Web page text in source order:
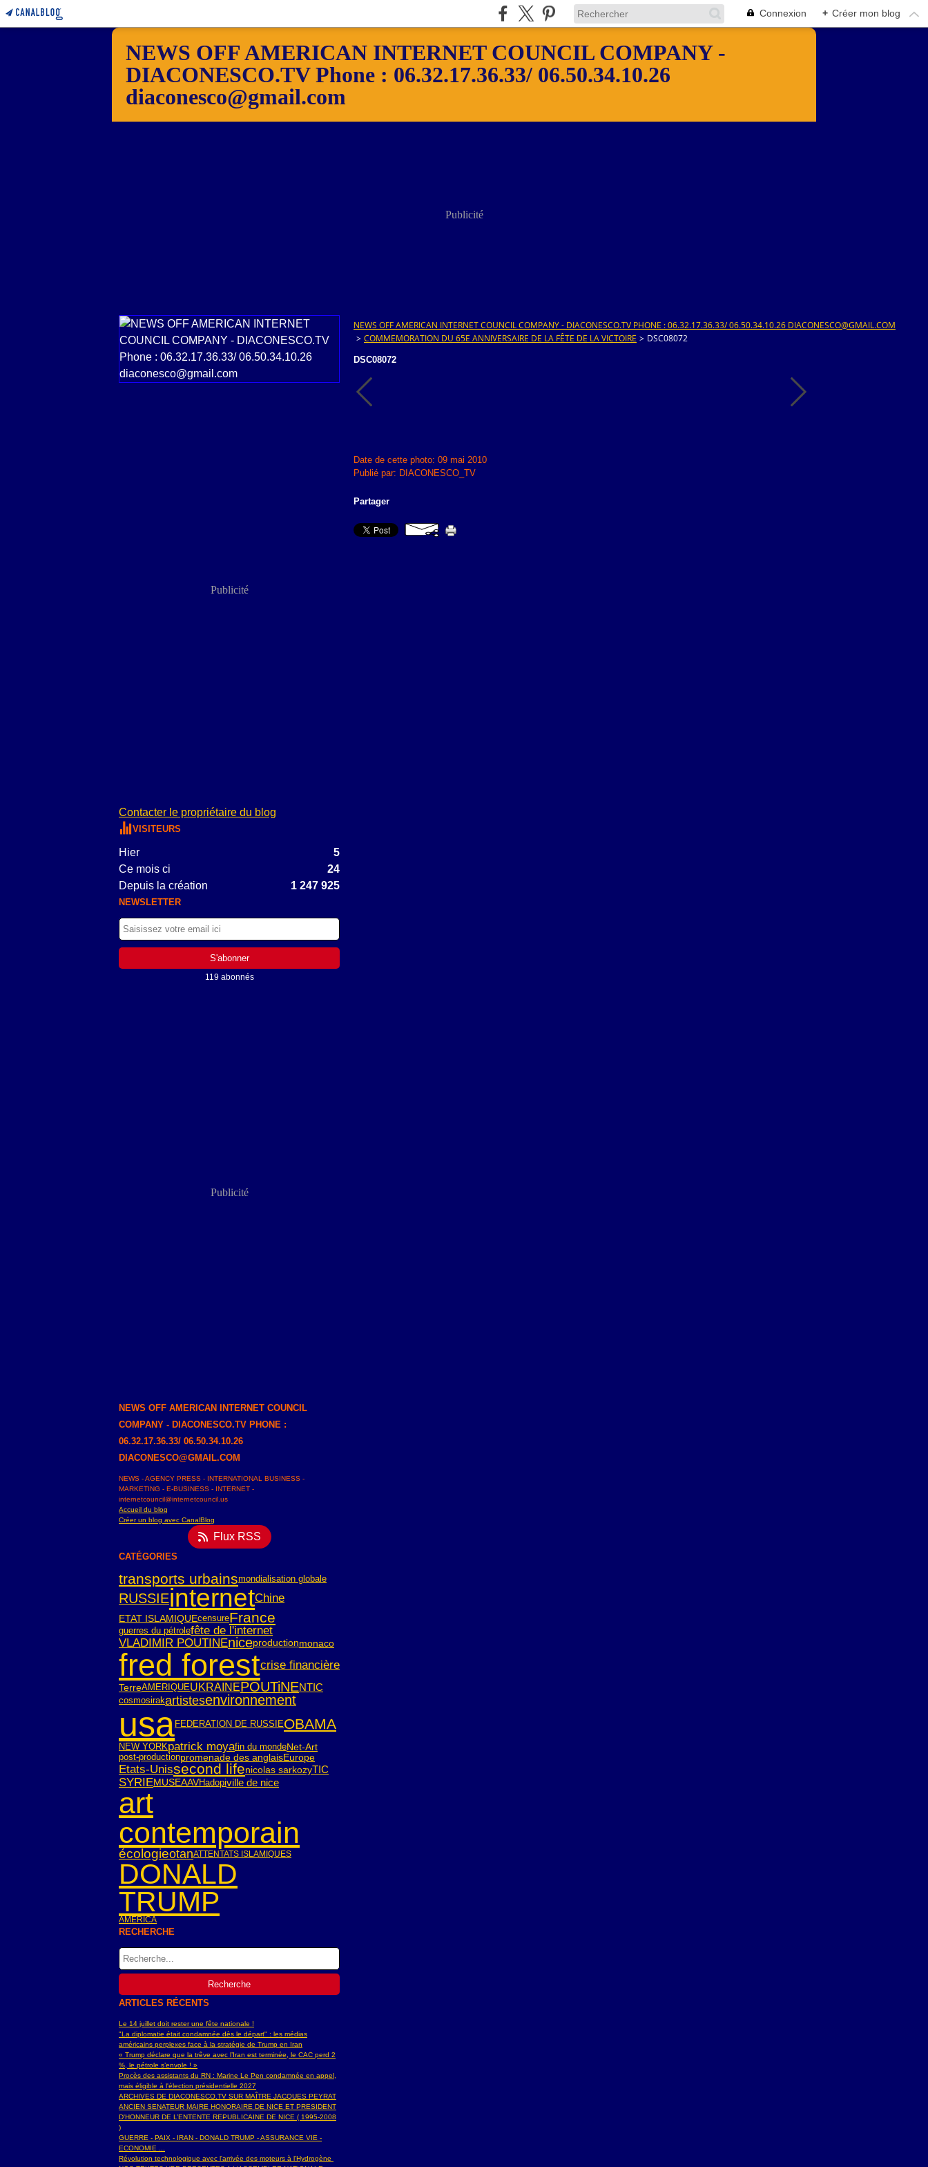
Connexion + Créer mon blog
NEWS OFF AMERICAN INTERNET COUNCIL COMPANY -
DIACONESCO.TV Phone : 06.32.17.36.33/ 06.50.34.10.26
diaconesco@gmail.com
Publicité
Publicité
Contacter le propriétaire du blog
VISITEURS
Hier
5
Ce mois ci
24
Depuis la création
1 247 925
NEWSLETTER
119 abonnés
Publicité
NEWS OFF AMERICAN INTERNET COUNCIL
COMPANY - DIACONESCO.TV PHONE :
06.32.17.36.33/ 06.50.34.10.26
DIACONESCO@GMAIL.COM
NEWS - AGENCY PRESS - INTERNATIONAL BUSINESS -
MARKETING - E-BUSINESS - INTERNET -
internetcouncil@internetcouncil.us
Accueil du blog
Créer un blog avec CanalBlog
Flux RSS
CATÉGORIES
transports urbainsmondialisation globale
RUSSIEinternetChine
ETAT ISLAMIQUEcensureFrance
guerres du pétrolefête de l'internet
VLADIMIR POUTINEniceproductionmonaco
fred forestcrise financière
TerreAMERIQUEUKRAINEPOUTiNENTIC
cosmosirakartistesenvironnement
usaFEDERATION DE RUSSIEOBAMA
NEW YORKpatrick moyafin du mondeNet-Art
post-productionpromenade des anglaisEurope
Etats-Unissecond lifenicolas sarkozyTIC
SYRIEMUSEAAVHadopiville de nice
art
contemporain
écologieotanATTENTATS ISLAMIQUES
DONALD
TRUMP
AMERICA
RECHERCHE
ARTICLES RÉCENTS
Le 14 juillet doit rester une fête nationale !
"La diplomatie était condamnée dès le départ" : les médias
américains perplexes face à la stratégie de Trump en Iran
« Trump déclare que la trêve avec l’Iran est terminée, le CAC perd 2
%, le pétrole s’envole ! »
Procès des assistants du RN : Marine Le Pen condamnée en appel,
mais éligible à l'élection présidentielle 2027
ARCHIVES DE DIACONESCO.TV SUR MAÎTRE JACQUES PEYRAT
ANCIEN SENATEUR MAIRE HONORAIRE DE NICE ET PRESIDENT
D'HONNEUR DE L’ENTENTE REPUBLICAINE DE NICE ( 1995-2008
)
GUERRE - PAIX - IRAN - DONALD TRUMP - ASSURANCE VIE -
ECONOMIE ...
Révolution technologique avec l'arrivée des moteurs à l'Hydrogène
NEWS OFF AMERICAN INTERNET COUNCIL COMPANY - DIACONESCO.TV PHONE : 06.32.17.36.33/ 06.50.34.10.26 DIACONESCO@GMAIL.COM
> COMMEMORATION DU 65E ANNIVERSAIRE DE LA FÊTE DE LA VICTOIRE > DSC08072
DSC08072
Date de cette photo: 09 mai 2010
Publié par: DIACONESCO_TV
Partager